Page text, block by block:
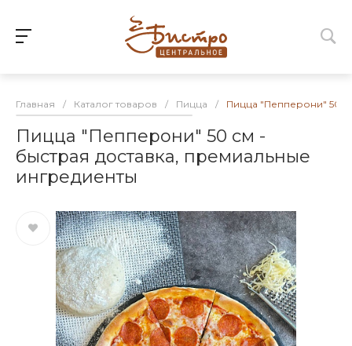
Главная / Каталог товаров / Пицца / Пицца "Пепперони" 50
Пицца "Пепперони" 50 см -
быстрая доставка, премиальные
ингредиенты